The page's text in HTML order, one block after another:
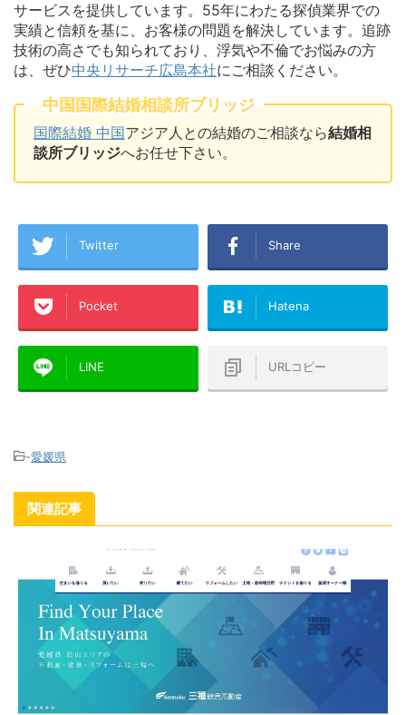
サービスを提供しています。55年にわたる探偵業界での
実績と信頼を基に、お客様の問題を解決しています。追跡
技術の高さでも知られており、浮気や不倫でお悩みの方
は、ぜひ中央リサーチ広島本社にご相談ください。
中国国際結婚相談所ブリッジ
国際結婚 中国アジア人との結婚のご相談なら結婚相
談所ブリッジへお任せ下さい。
Twitter Share
Pocket Hatena
LINE URLコピー
-愛媛県
関連記事